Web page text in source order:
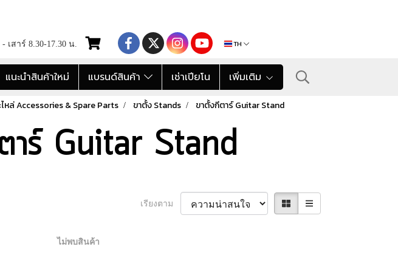
เสาร์ 8.30-17.30 น. TH
แนะนำสินค้าใหม่ แบรนด์สินค้า เช่าเปียโน เพิ่มเติม
หล่ Accessories & Spare Parts ขาตั้ง Stands ขาตั้งกีตาร์ Guitar Stand
าร์ Guitar Stand
เรียงตาม
ไม่พบสินค้า